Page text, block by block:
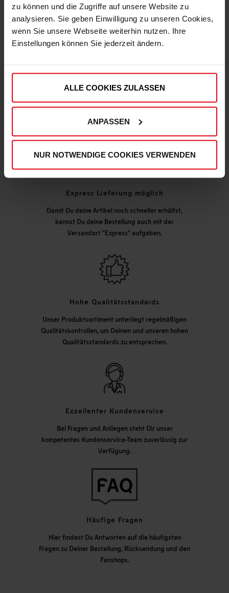
zu können und die Zugriffe auf unsere Website zu
analysieren. Sie geben Einwilligung zu unseren Cookies,
wenn Sie unsere Webseite weiterhin nutzen. Ihre
Einstellungen können Sie jederzeit ändern.
ALLE COOKIES ZULASSEN
ANPASSEN
NUR NOTWENDIGE COOKIES VERWENDEN
Express Lieferung möglich
Damit Du deine Artikel noch schneller erhältst,
kannst Du deine Bestellung auch mit der
Versandart "Express" aufgeben.
Hohe Qualitätsstandards
Unser Produktsortiment unterliegt regelmäßigen
Qualitätskontrollen, um Deinen und unseren hohen
Qualitätsstandards zu entsprechen.
Exzellenter Kundenservice
Bei Fragen und Anliegen steht Dir unser
kompetentes Kundenservice-Team zuverlässig zur
Verfügung.
Häufige Fragen
Hier findest Du Antworten auf die häufigsten
Fragen zu Deiner Bestellung, Rücksendung und den
Fanshops.